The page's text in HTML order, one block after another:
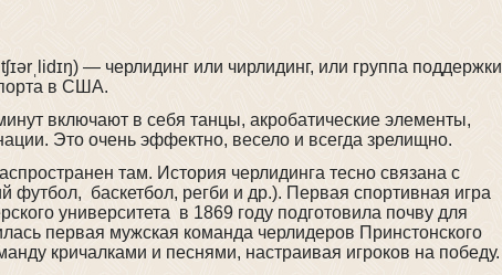
— черлидинг или чирлидинг, или группа поддержки
в США.
включают в себя танцы, акробатические элементы,
Это очень эффектно, весело и всегда зрелищно.
там. История черлидинга тесно связана с
футбол, баскетбол, регби и др.). Первая спортивная игра
университета в 1869 году подготовила почву для
первая мужская команда черлидеров Принстонского
кричалками и песнями, настраивая игроков на победу.